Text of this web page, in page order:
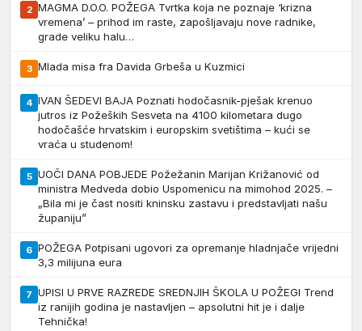
2 MAGMA D.O.O. POŽEGA Tvrtka koja ne poznaje ‘krizna
vremena’ – prihod im raste, zapošljavaju nove radnike,
grade veliku halu…
3 Mlada misa fra Davida Grbeša u Kuzmici
4 IVAN ŠEDEVI BAJA Poznati hodočasnik-pješak krenuo
jutros iz Požeških Sesveta na 4100 kilometara dugo
hodočašće hrvatskim i europskim svetištima – kući se
vraća u studenom!
5 UOČI DANA POBJEDE Požežanin Marijan Križanović od
ministra Medveda dobio Uspomenicu na mimohod 2025. –
„Bila mi je čast nositi kninsku zastavu i predstavljati našu
županiju”
6 POŽEGA Potpisani ugovori za opremanje hladnjače vrijedni
3,3 milijuna eura
7 UPISI U PRVE RAZREDE SREDNJIH ŠKOLA U POŽEGI Trend
iz ranijih godina je nastavljen – apsolutni hit je i dalje
Tehnička!